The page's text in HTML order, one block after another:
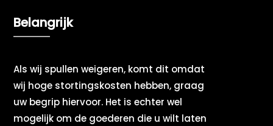
Belangrijk
Als wij spullen weigeren, komt dit omdat
wij hoge stortingskosten hebben, graag
uw begrip hiervoor. Het is echter wel
mogelijk om de goederen die u wilt laten